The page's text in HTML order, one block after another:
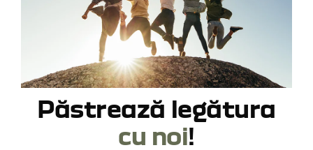
Păstrează legătura
cu noi!